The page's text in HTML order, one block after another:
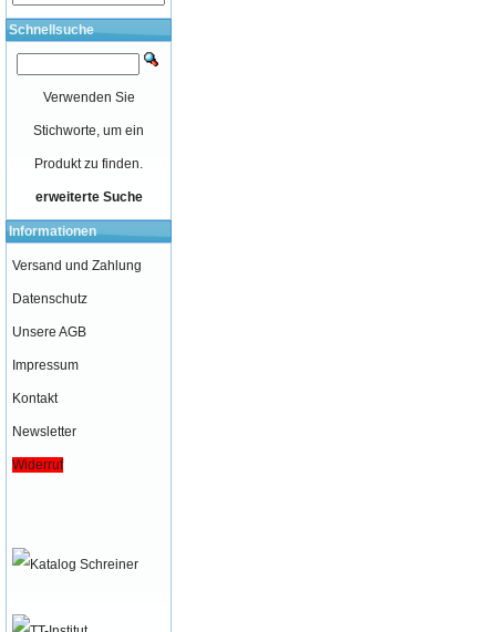
Schnellsuche
Verwenden Sie
Stichworte, um ein
Produkt zu finden.
erweiterte Suche
Informationen
Versand und Zahlung
Datenschutz
Unsere AGB
Impressum
Kontakt
Newsletter
Widerruf